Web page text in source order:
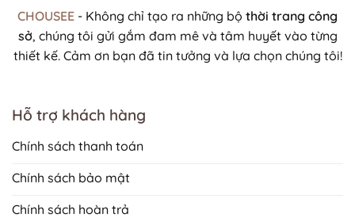
CHOUSEE - Không chỉ tạo ra những bộ thời trang công
sở, chúng tôi gửi gắm đam mê và tâm huyết vào từng
thiết kế. Cảm ơn bạn đã tin tưởng và lựa chọn chúng tôi!
Hỗ trợ khách hàng
Chính sách thanh toán
Chính sách bảo mật
Chính sách hoàn trả